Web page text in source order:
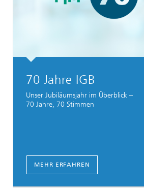
70 Jahre IGB
Unser Jubiläumsjahr im Überblick –
70 Jahre, 70 Stimmen
MEHR ERFAHREN